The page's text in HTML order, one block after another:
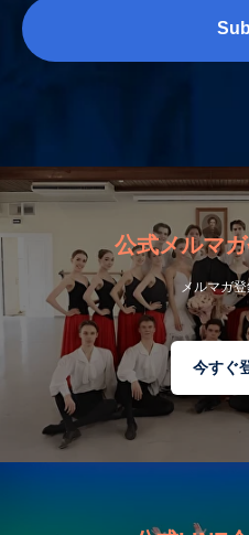
公式メルマ
メルマガ
今すぐ